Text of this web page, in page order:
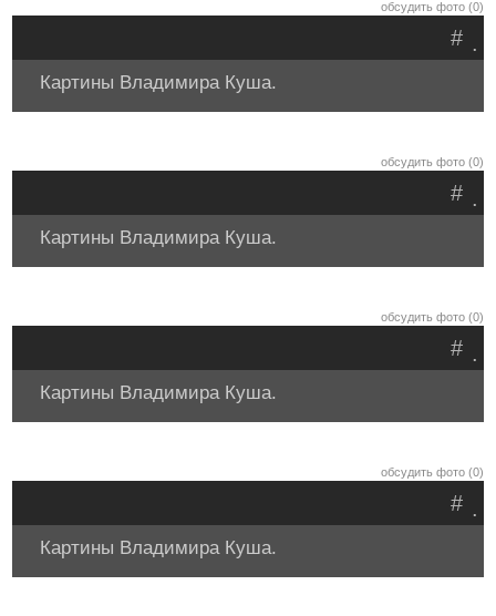
обсудить фото (0)
.
#
Картины Владимира Куша.
обсудить фото (0)
.
#
Картины Владимира Куша.
обсудить фото (0)
.
#
Картины Владимира Куша.
обсудить фото (0)
.
#
Картины Владимира Куша.